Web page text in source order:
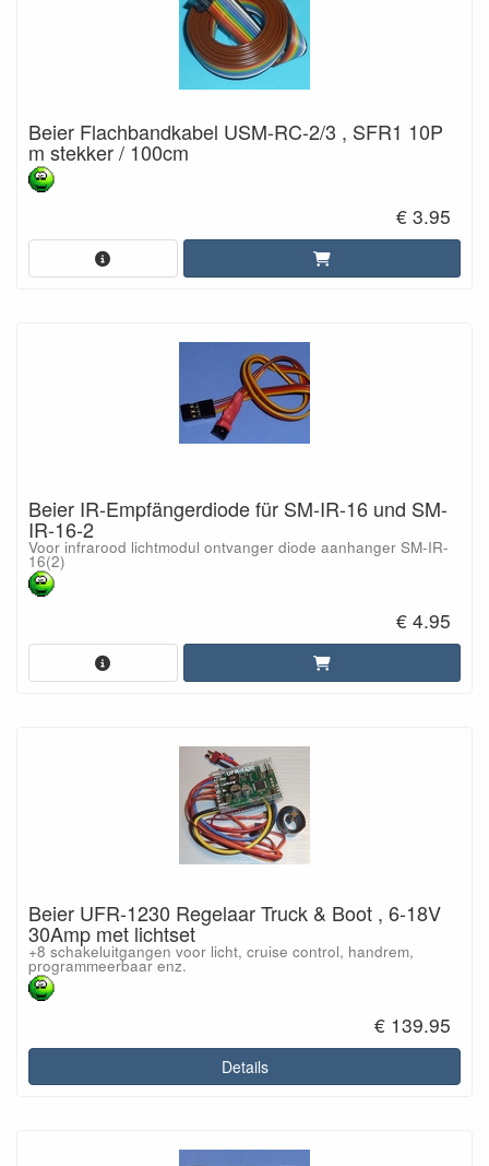
Beier Flachbandkabel USM-RC-2/3 , SFR1 10P
m stekker / 100cm
€ 3.95
Beier IR-Empfängerdiode für SM-IR-16 und SM-
IR-16-2
Voor infrarood lichtmodul ontvanger diode aanhanger SM-IR-
16(2)
€ 4.95
Beier UFR-1230 Regelaar Truck & Boot , 6-18V
30Amp met lichtset
+8 schakeluitgangen voor licht, cruise control, handrem,
programmeerbaar enz.
€ 139.95
Details